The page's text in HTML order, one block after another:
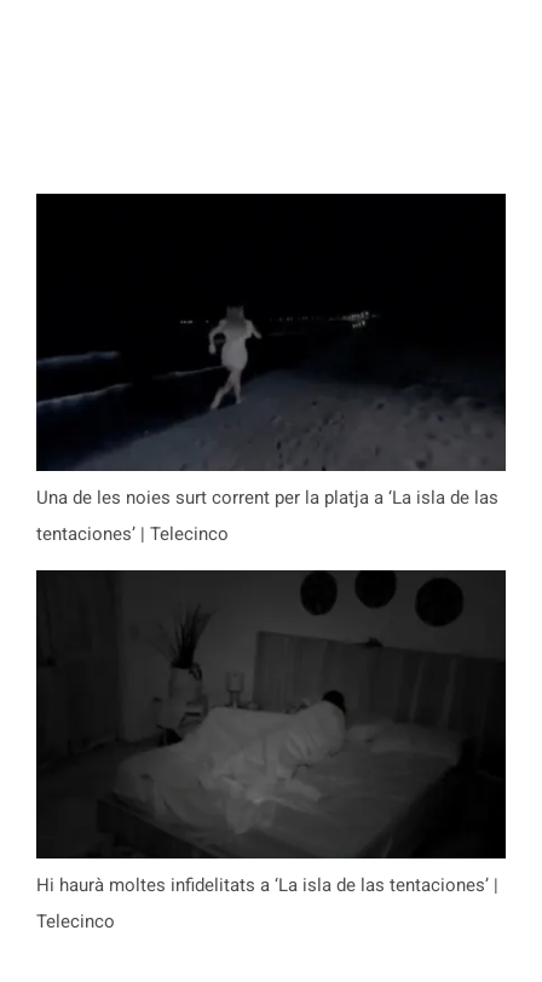
Una de les noies surt corrent per la platja a ‘La isla de las
tentaciones’ | Telecinco
Hi haurà moltes infidelitats a ‘La isla de las tentaciones’ |
Telecinco